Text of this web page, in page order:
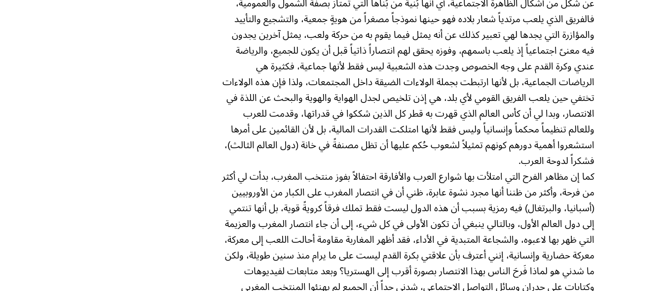
فالفريق الذي يلعب مرتدياً شعار بلاده فهو حينها نموذجاً مصغراً من هويةٍ جمعية، والتشجيع والتأييد
والمؤازرة التي يجدها لهي تعبير كذلك عن أنه يمثل فيما يقوم به من حركة ولعب، يمثل آخرين يجدون
فيه معنىً اجتماعياً إذ يلعب باسمهم، وفوزه يحقق لهم انتصاراً ذاتياً قبل أن يكون للجميع، والرياضة
عندي وكرة القدم على وجه الخصوص وجدت هذه الشعبية ليس فقط لأنها جماعية، فكثيرة هي
الرياضات الجماعية، بل لأنها ارتبطت بجملة الولاءات الضيقة داخل المجتمعات، ولذا فإن هذه الولاءات
تختفي حين يلعب الفريق القومي لأي بلد، هي إذن تلخيص لجدل الهواية والهوية والبحث عن اللذة في
الانتصار، وبدا لي أن كأس العالم الذي قهرت به قطر كل الذين شككوا في قدراتها، وقدمت للعرب
وللعالم تنظيماً محكماً وإنسانياً وليس فقط لأنها امتلكت القدرات المالية، بل لأن القائمين على أمرها
استشعروا أهمية دورهم كونهم تمثيلاً لشعوب حُكم عليها أن تظل مصنفةً في خانة (دول العالم الثالث)،
فشكراً لدوحة العرب.
كما إن مظاهر الفرح التي امتلأت بها شوارع العرب والأفارقة احتفالاً بفوز منتخب المغرب، بدأت لي أكثر
من فرحة، وأكثر من ظننا أنها مجرد نشوة عابرة، ظني أن في انتصار المغرب على الكبار من الأوروبيين
(أسبانيا، والبرتغال) فيه رمزية بسبب أن هذه الدول ليست فقط تملك فرقاً كرويةً قوية، بل أنها تنتمي
إلى دول العالم الأول، وبالتالي ينبغي أن تكون الأولى في كل شيء، إلى أن جاء انتصار المغرب والعزيمة
التي ظهر بها لاعبوه، والشجاعة المتبدية في الأداء، فقد أظهر المغاربة مقاومة أحالت اللعب إلى معركة،
معركة حضارية وإنسانية، إنني أعترف بأن علاقتي بكرة القدم ليست على ما يرام منذ سنين طويلة، ولكن
ما شدني هو لماذا فَرحَ الناس بهذا الانتصار بصورة أقرب إلى الهستريا؟ وبعد متابعات لفيديوهات